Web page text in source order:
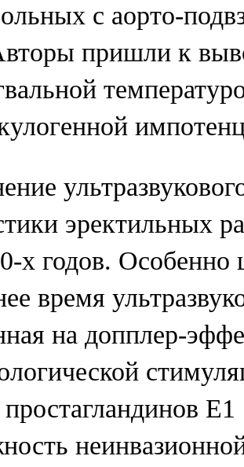
с аорто-
пришли к
эректильных
х годов. Особенно
время
на допплер-